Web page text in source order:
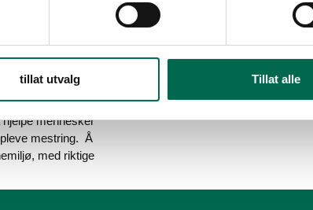
tillat utvalg Tillat alle
mennesker
mestring. Å
med riktige